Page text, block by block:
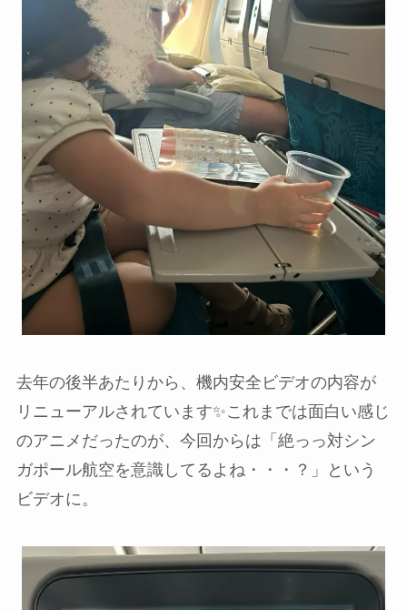
去年の後半あたりから、機内安全ビデオの内容が
リニューアルされています✨これまでは面白い感じ
のアニメだったのが、今回からは「絶っっ対シン
ガポール航空を意識してるよね・・・？」という
ビデオに。